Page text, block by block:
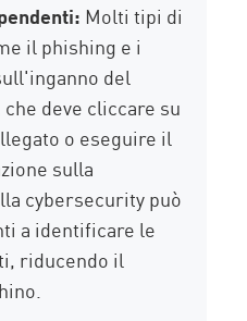
Molti tipi di
il phishing e i
del
deve cliccare su
o eseguire il
sulla
cybersecurity può
a identificare le
riducendo il